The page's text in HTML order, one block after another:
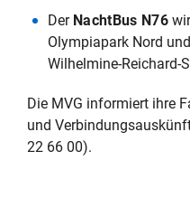
Der NachtBus N76
Olympiapark Nord
Wilhelmine-Reichard-
Die MVG informiert ihre
und
22 66 00).